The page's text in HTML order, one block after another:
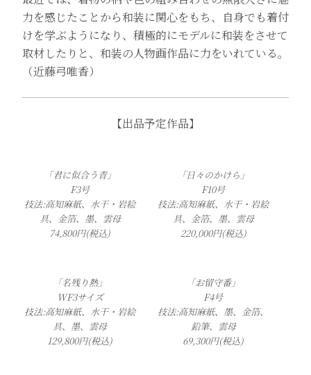
力を感じたことから和装に関心をもち、自身でも着付
けを学ぶようになり、積極的にモデルに和装をさせて
取材したりと、和装の人物画作品に力をいれている。
（近藤弓唯香）
【出品予定作品】
「君に似合う青」
F3号
技法:高知麻紙、水干・岩絵
具、金箔、墨、雲母
74,800円(税込)
「日々のかけら」
F10号
技法:高知麻紙、水干・岩絵
具、金箔、墨、雲母
220,000円(税込)
「名残り熱」
WF3サイズ
技法:高知麻紙、水干・岩絵
具、墨、雲母
129,800円(税込)
「お留守番」
F4号
技法:高知麻紙、墨、金箔、
鉛筆、雲母
69,300円(税込)